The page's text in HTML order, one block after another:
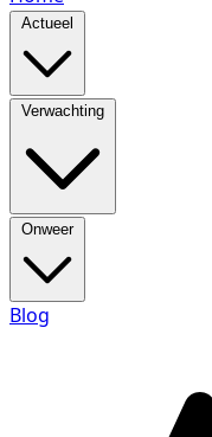
Actueel
Verwachting
Onweer
Blog